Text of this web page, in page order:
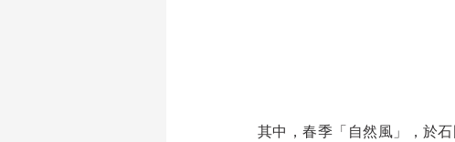
其中，春季「自然風」，於